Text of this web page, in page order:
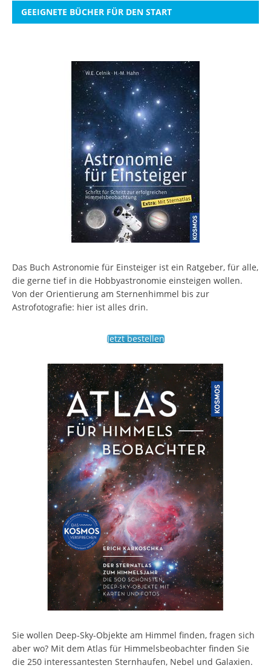
GEEIGNETE BÜCHER FÜR DEN START
Das Buch Astronomie für Einsteiger ist ein Ratgeber, für alle,
die gerne tief in die Hobbyastronomie einsteigen wollen.
Von der Orientierung am Sternenhimmel bis zur
Astrofotografie: hier ist alles drin.
Jetzt bestellen
Sie wollen Deep-Sky-Objekte am Himmel finden, fragen sich
aber wo? Mit dem Atlas für Himmelsbeobachter finden Sie
die 250 interessantesten Sternhaufen, Nebel und Galaxien.